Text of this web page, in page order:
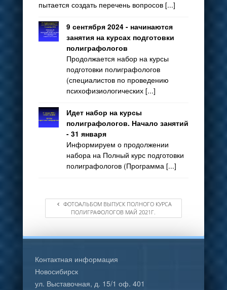
пытается создать перечень вопросов [...]
9 сентября 2024 - начинаются
занятия на курсах подготовки
полиграфологов
Продолжается набор на курсы
подготовки полиграфологов
(специалистов по проведению
психофизиологических [...]
Идет набор на курсы
полиграфологов. Начало занятий
- 31 января
Информируем о продолжении
набора на Полный курс подготовки
полиграфологов (Программа [...]
ФОТОАЛЬБОМ ВЫПУСК ПОЛНОГО КУРСА
ПОЛИГРАФОЛОГОВ МАЙ 2021Г.
Контактная информация
Новосибирск
ул. Выставочная, д. 15/1 оф. 401